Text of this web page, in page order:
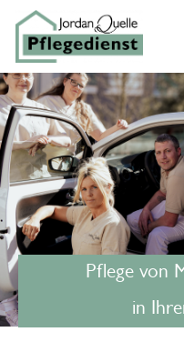
Zum
Inhalt
Pflege von
in